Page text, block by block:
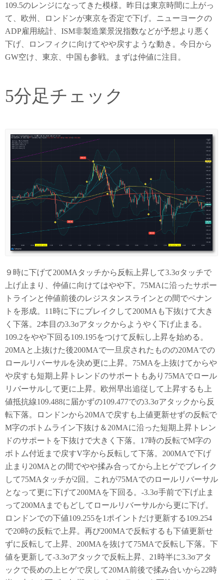
109.5のレンジになってきた模様。昨日は東京時間に上がっ
て、欧州、ロンドンが東京を否定で下げ。ニューヨークの
ADP雇用統計、ISM非製造業景況指数などが予想より悪く
下げ、ロンフィクに向けてやや戻すような動き。今日から
GW空け、東京、中国も参戦。まずは仲値に注目。
5分足チェック
９時に下げて200MAタッチから反転上昇して3.3σタッチで
上げ止まり、仲値に向けてはやや下。75MAに沿ったサポー
トラインと仲値前後のレジスタンスラインとの間でペナン
トを形成。11時に下にブレイクして200MAも下抜けて大き
く下落。2本目の3.3σアタックからようやく下げ止まる。
109.2をやや下回る109.195をつけて反転し上昇を始める。
20MAと上抜けた後200MAで一旦戻されたものの20MAでの
ロールリバーサルを決め更に上昇。75MAを上抜けてからや
や戻すも短期上昇トレンドのサポートもあり75MAでロール
リバーサルして更に上昇。欧州早出追従して上昇するも上
値抵抗線109.488に届かずの109.477での3.3σアタックから反
転下落。ロンドンから20MAで戻すも上値更新せずの反転で
M字のボトムライン下抜け＆20MAに沿った短期上昇トレン
ドのサポートを下抜けで大きく下落。17時の反転でM字の
ボトム付近まで戻すV字から反転して下落。200MAで下げ
止まり20MAとの間でやや揉み合ってから上ヒゲでブレイク
して75MAタッチが2回。これが75MAでのロールリバーサル
となって更に下げて200MAを下回る。-3.3σ手前で下げ止ま
って200MAまでもどしてロールリバーサルから更に下げ。
ロンドンでの下値109.255を1ポイントだけ更新する109.254
で20時の反転で上昇。再び200MAで反転するも下値更新せ
ずに反転して上昇、200MAを抜けて75MAで反転し下落。下
値を更新して-3.3σアタックで反転上昇、21時半に3.3σアタ
ックで長めの上ヒゲで戻して20MA前後で揉み合いから22時